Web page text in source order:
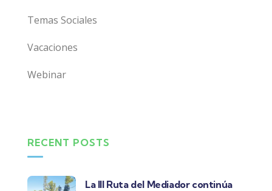
Temas Sociales
Vacaciones
Webinar
RECENT POSTS
La III Ruta del Mediador continúa